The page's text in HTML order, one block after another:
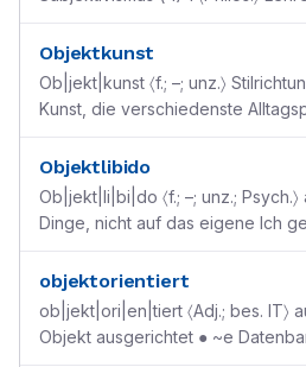
〈Ethik〉...
Objektkunst
Ob|jekt|kunst 〈f.; –; unz.〉
Kunst, die verschiedenste
Objektlibido
Ob|jekt|li|bi|do 〈f.; –; unz.;
Dinge, nicht auf das eigene Ich
objektorientiert
ob|jekt|ori|en|tiert 〈Adj.; bes. IT〉
Objekt ausgerichtet ● ~e